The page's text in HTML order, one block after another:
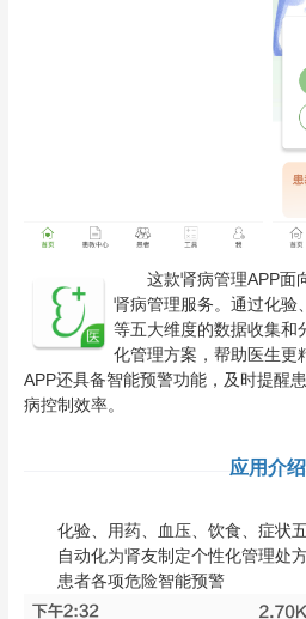
这款肾病管理APP面
肾病管理服务。通过化验
等五大维度的数据收集和
化管理方案，帮助医生更
APP还具备智能预警功能，及时提醒
病控制效率。
应用介绍
化验、用药、血压、饮食、症状五
自动化为肾友制定个性化管理处
患者各项危险智能预警